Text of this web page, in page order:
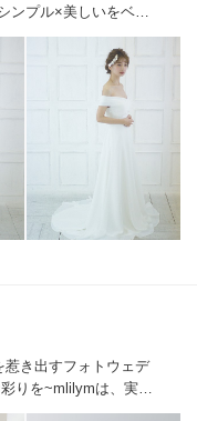
ンプル×美しいをベー
なドレスをよりお手頃
夫にも努めています。
キドキ心を躍らせて過
お手伝いをさせてくだ
Pearl
惹き出すフォトウェデ
りを~mlilymは、実力
っています、一人一人